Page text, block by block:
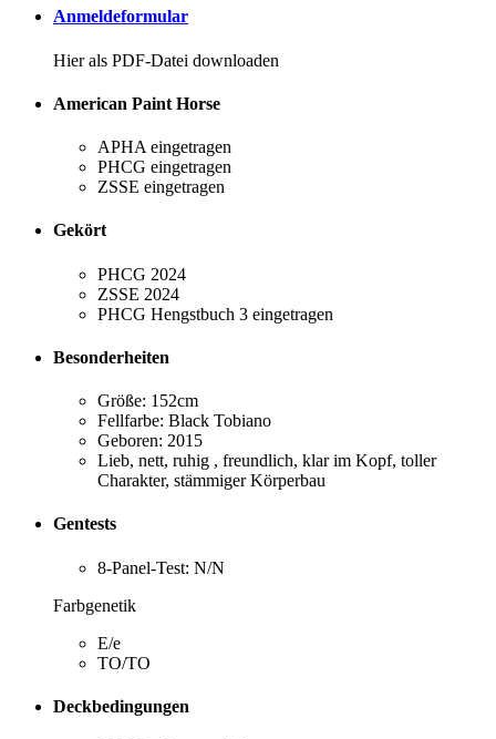
Anmeldeformular
Hier als PDF-Datei downloaden
American Paint Horse
APHA eingetragen
PHCG eingetragen
ZSSE eingetragen
Gekört
PHCG 2024
ZSSE 2024
PHCG Hengstbuch 3 eingetragen
Besonderheiten
Größe: 152cm
Fellfarbe: Black Tobiano
Geboren: 2015
Lieb, nett, ruhig , freundlich, klar im Kopf, toller
Charakter, stämmiger Körperbau
Gentests
8-Panel-Test: N/N
Farbgenetik
E/e
TO/TO
Deckbedingungen